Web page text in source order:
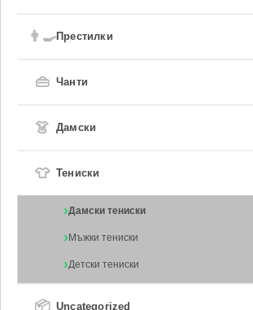
👨‍🍳Престилки
👜 Чанти
👗 Дамски
👕 Тениски
Дамски тениски
Мъжки тениски
Детски тениски
📦 Uncategorized